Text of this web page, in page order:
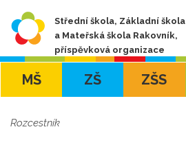
Střední škola, Základní škola
a Mateřská škola Rakovník,
příspěvková organizace
MŠ ZŠ ZŠS
Rozcestník